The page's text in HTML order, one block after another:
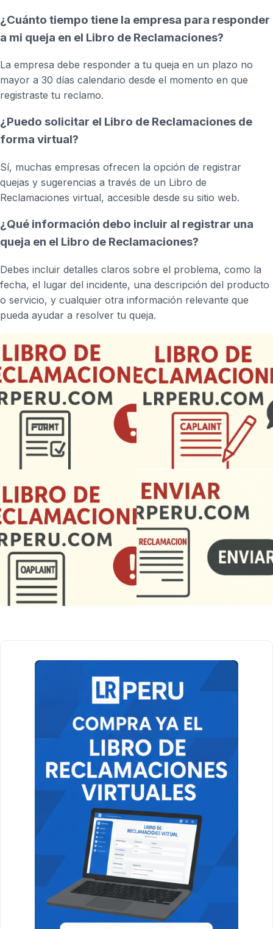
¿Cuánto tiempo tiene la empresa para responder
a mi queja en el Libro de Reclamaciones?
La empresa debe responder a tu queja en un plazo no
mayor a 30 días calendario desde el momento en que
registraste tu reclamo.
¿Puedo solicitar el Libro de Reclamaciones de
forma virtual?
Sí, muchas empresas ofrecen la opción de registrar
quejas y sugerencias a través de un Libro de
Reclamaciones virtual, accesible desde su sitio web.
¿Qué información debo incluir al registrar una
queja en el Libro de Reclamaciones?
Debes incluir detalles claros sobre el problema, como la
fecha, el lugar del incidente, una descripción del producto
o servicio, y cualquier otra información relevante que
pueda ayudar a resolver tu queja.